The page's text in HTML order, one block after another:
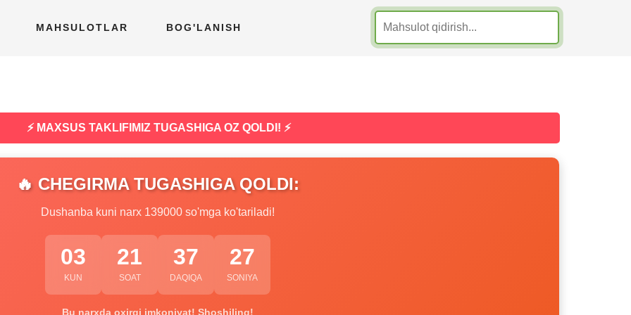
MAHSULOTLAR BOG'LANISH
⚡ MAXSUS TAKLIFIMIZ TUGASHIGA OZ QOLDI! ⚡
🔥 CHEGIRMA TUGASHIGA QOLDI:
Dushanba kuni narx 139000 so'mga ko'tariladi!
03
KUN
21
SOAT
37
DAQIQA
26
SONIYA
Bu narxda oxirgi imkoniyat! Shoshiling!